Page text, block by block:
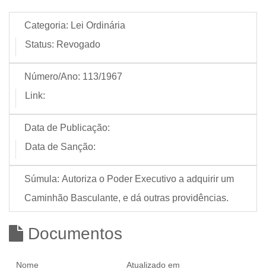
Categoria: Lei Ordinária
Status: Revogado
Número/Ano: 113/1967
Link:
Data de Publicação:
Data de Sanção:
Súmula: Autoriza o Poder Executivo a adquirir um
Caminhão Basculante, e dá outras providências.
Documentos
Nome Atualizado em